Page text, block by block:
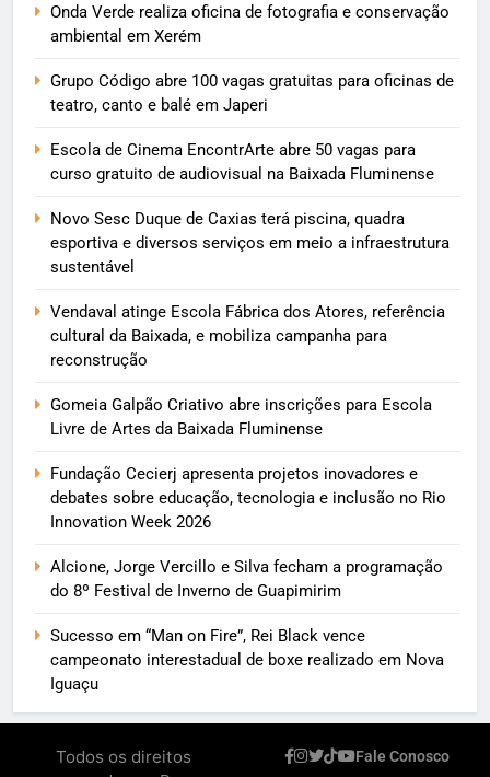
Onda Verde realiza oficina de fotografia e conservação
ambiental em Xerém
Grupo Código abre 100 vagas gratuitas para oficinas de
teatro, canto e balé em Japeri
Escola de Cinema EncontrArte abre 50 vagas para
curso gratuito de audiovisual na Baixada Fluminense
Novo Sesc Duque de Caxias terá piscina, quadra
esportiva e diversos serviços em meio a infraestrutura
sustentável
Vendaval atinge Escola Fábrica dos Atores, referência
cultural da Baixada, e mobiliza campanha para
reconstrução
Gomeia Galpão Criativo abre inscrições para Escola
Livre de Artes da Baixada Fluminense
Fundação Cecierj apresenta projetos inovadores e
debates sobre educação, tecnologia e inclusão no Rio
Innovation Week 2026
Alcione, Jorge Vercillo e Silva fecham a programação
do 8º Festival de Inverno de Guapimirim
Sucesso em “Man on Fire”, Rei Black vence
campeonato interestadual de boxe realizado em Nova
Iguaçu
Todos os direitos
Fale Conosco